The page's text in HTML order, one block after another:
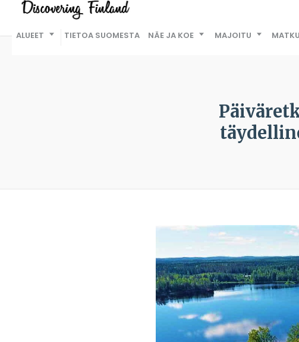
ALUEET TIETOA SUOMESTA NÄE JA KOE MAJOITU